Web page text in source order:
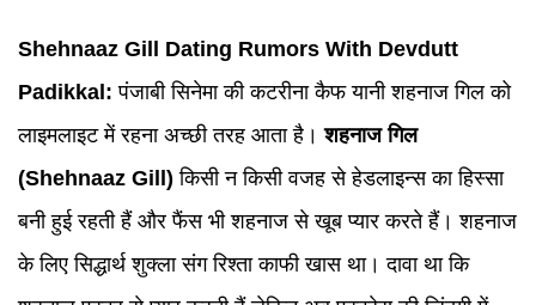
Shehnaaz Gill Dating Rumors With Devdutt
Padikkal : पंजाबी सिनेमा की कटरीना कैफ यानी शहनाज गिल को
लाइमलाइट में रहना अच्छी तरह आता है।शहनाज गिल
(Shehnaaz Gill) किसी न किसी वजह से हेडलाइन्स का हिस्सा
बनी हुई रहती हैं और फैंस भी शहनाज से खूब प्यार करते हैं। शहनाज
के लिए सिद्धार्थ शुक्ला संग रिश्ता काफी खास था। दावा था कि